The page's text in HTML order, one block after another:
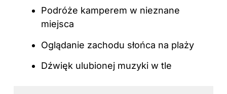
Podróże kamperem w nieznane
miejsca
Oglądanie zachodu słońca na plaży
Dźwięk ulubionej muzyki w tle